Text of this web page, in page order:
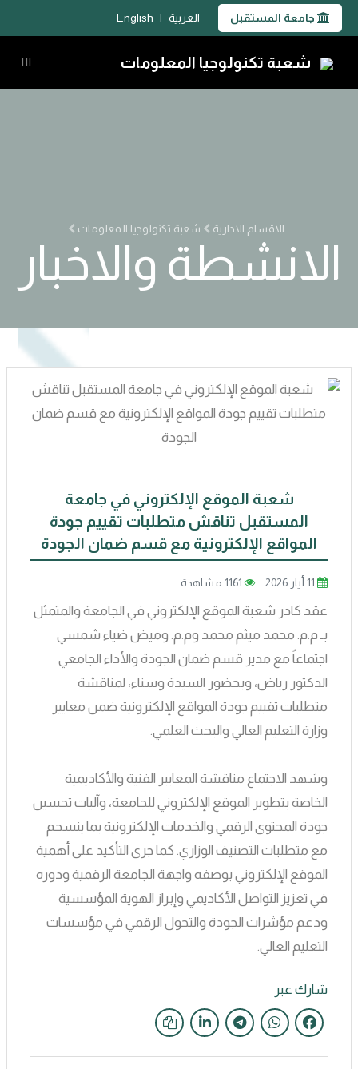
جامعة المستقبل العربية |
English
شعبة تكنولوجيا المعلومات |||
الاقسام الادارية شعبة تكنولوجيا المعلومات
الانشطة والاخبار
شعبة الموقع الإلكتروني في جامعة
المستقبل تناقش متطلبات تقييم جودة
المواقع الإلكترونية مع قسم ضمان الجودة
11 أيار 2026 1161 مشاهدة
عقد كادر شعبة الموقع الإلكتروني في الجامعة والمتمثل
بـ م.م. محمد ميثم محمد وم.م. وميض ضياء شمسي
اجتماعاً مع مدير قسم ضمان الجودة والأداء الجامعي
الدكتور رياض، وبحضور السيدة وسناء، لمناقشة
متطلبات تقييم جودة المواقع الإلكترونية ضمن معايير
وزارة التعليم العالي والبحث العلمي.
وشهد الاجتماع مناقشة المعايير الفنية والأكاديمية
الخاصة بتطوير الموقع الإلكتروني للجامعة، وآليات تحسين
جودة المحتوى الرقمي والخدمات الإلكترونية بما ينسجم
مع متطلبات التصنيف الوزاري. كما جرى التأكيد على أهمية
الموقع الإلكتروني بوصفه واجهة الجامعة الرقمية ودوره
في تعزيز التواصل الأكاديمي وإبراز الهوية المؤسسية
ودعم مؤشرات الجودة والتحول الرقمي في مؤسسات
التعليم العالي.
شارك عبر